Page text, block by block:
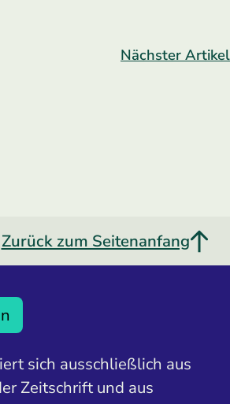
Nächster Artikel
Zurück zum Seitenanfang
sich ausschließlich aus
Zeitschrift und aus